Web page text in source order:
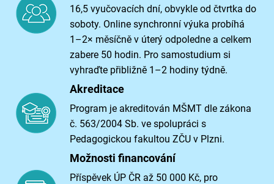
16,5 vyučovacích dní, obvykle od čtvrtka do
soboty. Online synchronní výuka probíhá
1–2× měsíčně v úterý odpoledne a celkem
zabere 50 hodin. Pro samostudium si
vyhraďte přibližně 1–2 hodiny týdně.
Akreditace
Program je akreditován MŠMT dle zákona
č. 563/2004 Sb. ve spolupráci s
Pedagogickou fakultou ZČU v Plzni.
Možnosti financování
Příspěvek ÚP ČR až 50 000 Kč, pro